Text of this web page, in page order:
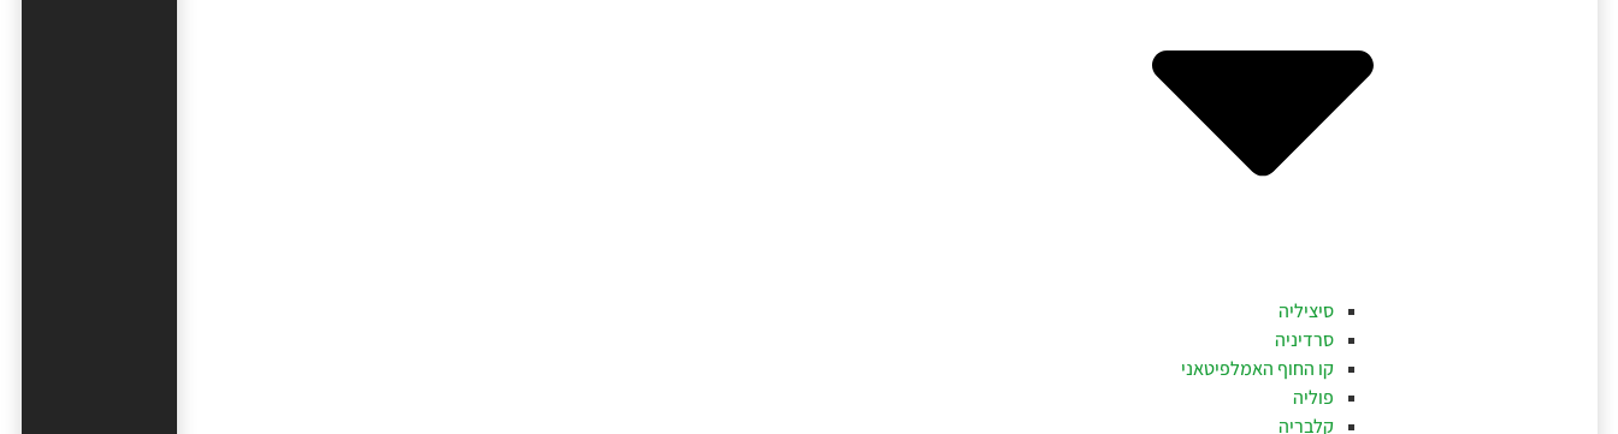
סיציליה
סרדיניה
קו החוף האמלפיטאני
פוליה
קלבריה